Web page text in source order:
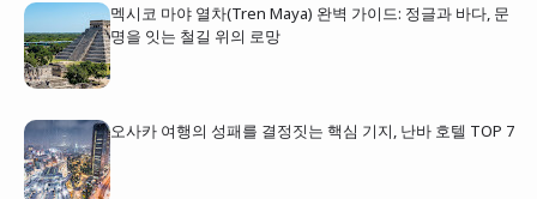
멕시코 마야 열차(Tren Maya) 완벽 가이드: 정글과 바다, 문
명을 잇는 철길 위의 로망
오사카 여행의 성패를 결정짓는 핵심 기지, 난바 호텔 TOP 7